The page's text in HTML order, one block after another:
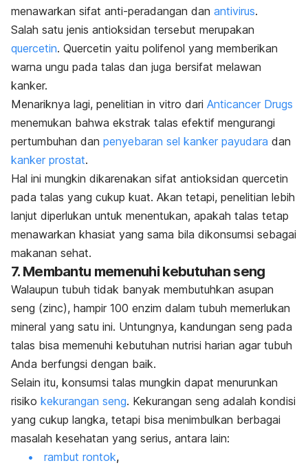
menawarkan sifat anti-peradangan dan antivirus.
Salah satu jenis antioksidan tersebut merupakan
quercetin. Quercetin yaitu polifenol yang memberikan
warna ungu pada talas dan juga bersifat melawan
kanker.
Menariknya lagi, penelitian in vitro dari Anticancer Drugs
menemukan bahwa ekstrak talas efektif mengurangi
pertumbuhan dan penyebaran sel kanker payudara dan
kanker prostat.
Hal ini mungkin dikarenakan sifat antioksidan quercetin
pada talas yang cukup kuat. Akan tetapi, penelitian lebih
lanjut diperlukan untuk menentukan, apakah talas tetap
menawarkan khasiat yang sama bila dikonsumsi sebagai
makanan sehat.
7. Membantu memenuhi kebutuhan seng
Walaupun tubuh tidak banyak membutuhkan asupan
seng (zinc), hampir 100 enzim dalam tubuh memerlukan
mineral yang satu ini. Untungnya, kandungan seng pada
talas bisa memenuhi kebutuhan nutrisi harian agar tubuh
Anda berfungsi dengan baik.
Selain itu, konsumsi talas mungkin dapat menurunkan
risiko kekurangan seng. Kekurangan seng adalah kondisi
yang cukup langka, tetapi bisa menimbulkan berbagai
masalah kesehatan yang serius, antara lain:
rambut rontok,